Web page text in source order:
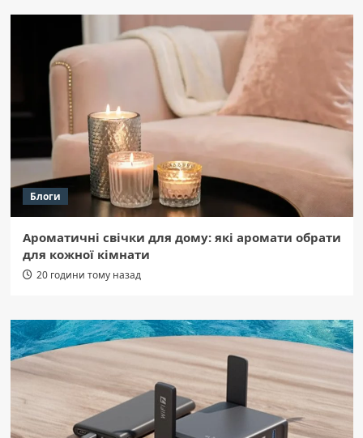
Блоги
Ароматичні свічки для дому: які аромати обрати
для кожної кімнати
20 години тому назад